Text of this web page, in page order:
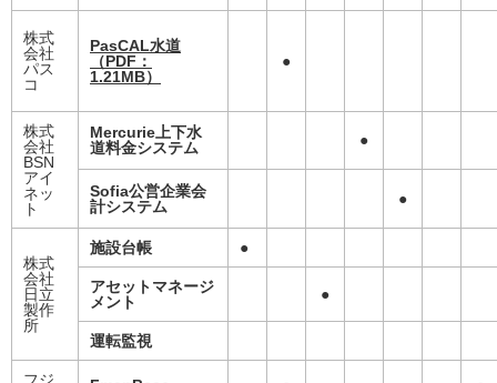
株式
会社
パス
コ
PasCAL水道
（PDF：
1.21MB）
●
株式
会社
BSN
アイ
ネッ
ト
Mercurie上下水
道料金システム
●
Sofia公営企業会
計システム
●
株式
会社
日立
製作
所
施設台帳 ●
アセットマネージ
メント
●
運転監視